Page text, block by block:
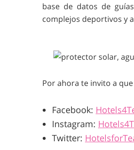
base de datos de
complejos deportivos y
Por ahora te invito a
Facebook:
Instagram:
Twitter: